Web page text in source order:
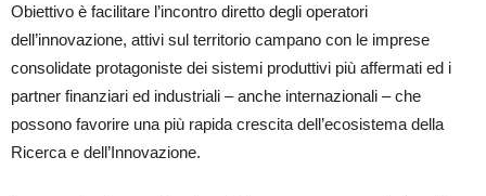
Obiettivo è facilitare l’incontro diretto degli operatori
dell’innovazione, attivi sul territorio campano con le imprese
consolidate protagoniste dei sistemi produttivi più affermati ed i
partner finanziari ed industriali – anche internazionali – che
possono favorire una più rapida crescita dell’ecosistema della
Ricerca e dell’Innovazione.